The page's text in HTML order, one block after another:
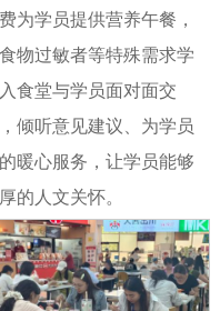
为学员提供营养午餐，
物过敏者等特殊需求学
食堂与学员面对面交
倾听意见建议、为学员
暖心服务，让学员能够
的人文关怀。